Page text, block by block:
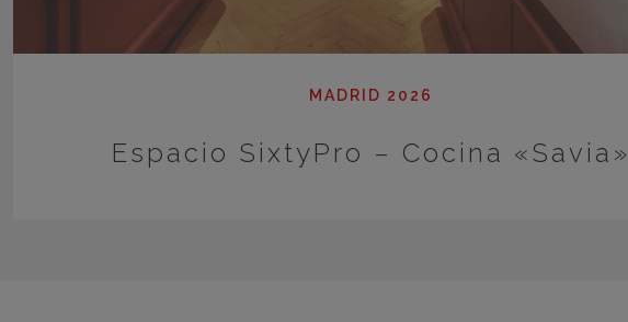
MADRID 2026
Espacio SixtyPro – Cocina «Savia»